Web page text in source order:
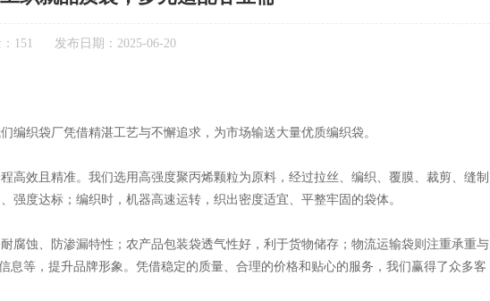
151 发布日期：2025-06-20
织袋厂凭借精湛工艺与不懈追求，为市场输送大量优质编织袋。
高效且精准。我们选用高强度聚丙烯颗粒为原料，经过拉丝、编织、覆膜、裁剪、缝制
度达标；编织时，机器高速运转，织出密度适宜、平整牢固的袋体。
腐蚀、防渗漏特性；农产品包装袋透气性好，利于货物储存；物流运输袋则注重承重与
息等，提升品牌形象。凭借稳定的质量、合理的价格和贴心的服务，我们赢得了众多客